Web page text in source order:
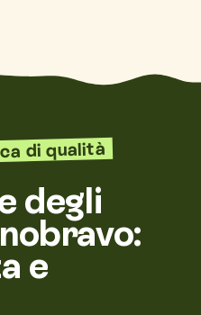
di qualità
degli
e